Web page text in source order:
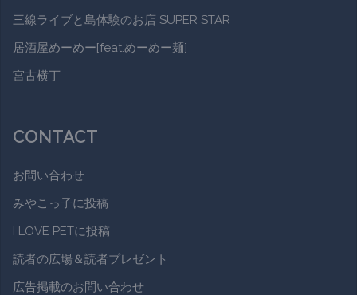
三線ライブと島体験のお店 SUPER STAR
居酒屋めーめー[feat.めーめー麺]
宮古横丁
CONTACT
お問い合わせ
みやこっ子に投稿
I LOVE PETに投稿
読者の広場＆読者プレゼント
広告掲載のお問い合わせ